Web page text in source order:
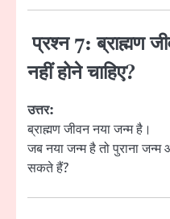
प्रश्न 7: ब्राह्मण
नहीं होने चाहिए?
उत्तर:
ब्राह्मण जीवन नया जन्म है।
जब नया जन्म है तो पुराना
सकते हैं?